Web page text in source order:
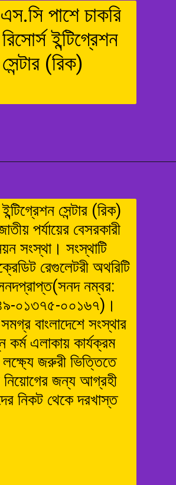
পাশে চাকরি
ইন্টিগ্রেশন
সেন্টার (রিক)
সেন্টার (রিক)
পর্যায়ের বেসরকারী
সংস্থা। সংস্থাটি
রেগুলেটরী অথরিটি
নম্বর:
০১৩৭৫-০০১৬৭)।
সমগ্র বাংলাদেশে সংস্থার
কর্ম এলাকায় কার্যক্রম
লক্ষ্যে জরুরী ভিত্তিতে
জন্য আগ্রহী
নিকট থেকে দরখাস্ত